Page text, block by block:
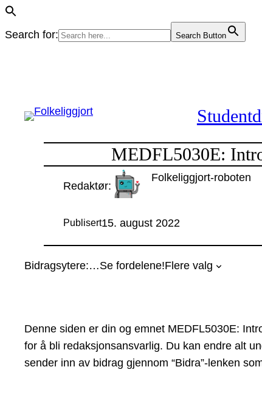
Search for: Search Button
MEDFL5030E:
Redaktør:
Folkeliggjort-roboten
Publisert15. august 2022
Bidragsytere:…Se fordelene!Flere valg
Denne siden er din og emnet MEDFL5030E:
for å bli redaksjonsansvarlig. Du kan endre alt
sender inn av bidrag gjennom “Bidra”-lenken